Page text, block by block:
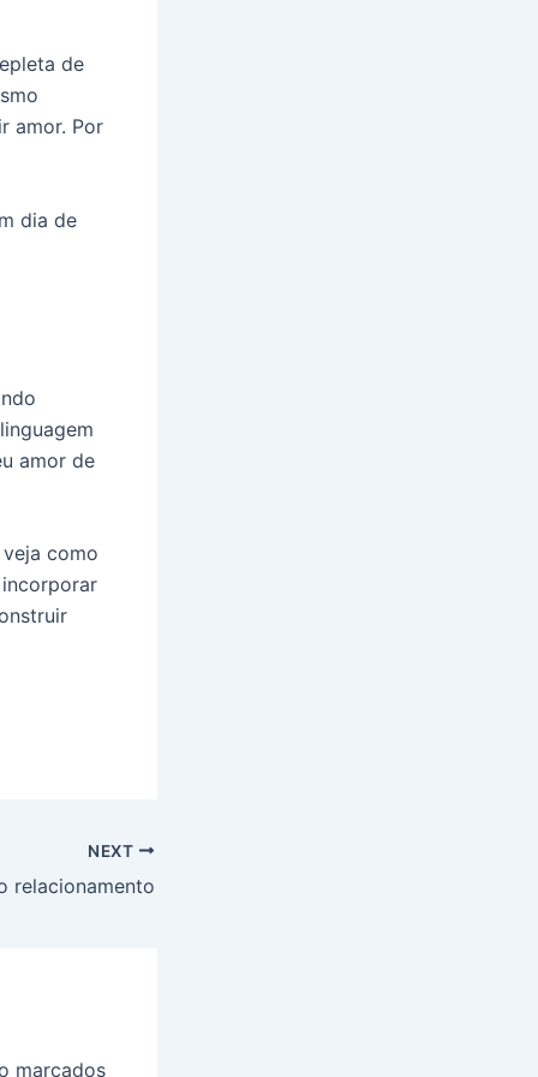
de
amor. Por
dia de
amor de
como
NEXT
relacionamento
marcados